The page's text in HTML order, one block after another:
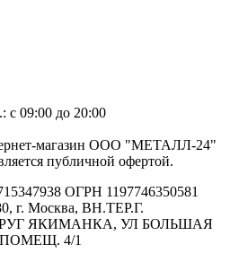
с 09:00 до 20:00
магазин ООО "МЕТАЛЛ-24"
публичной офертой.
ОГРН 1197746350581
г. Москва, ВН.ТЕР.Г.
ЯКИМАНКА, УЛ БОЛЬШАЯ
ПОМЕЩ. 4/1